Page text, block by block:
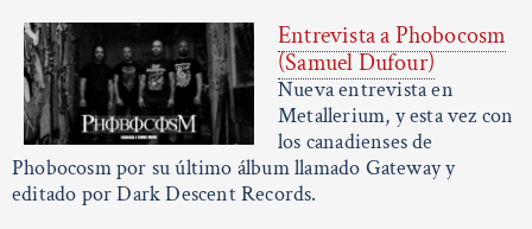
Entrevista a Phobocosm
(Samuel Dufour)
Nueva entrevista en
Metallerium, y esta vez con
los canadienses de
Phobocosm por su último álbum llamado Gateway y
editado por Dark Descent Records.